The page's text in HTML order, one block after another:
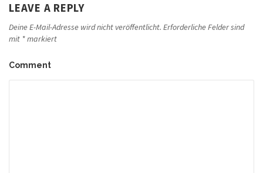
LEAVE A REPLY
Deine E-Mail-Adresse wird nicht veröffentlicht. Erforderliche Felder sind
mit *markiert
Comment